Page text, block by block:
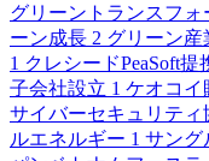
グリーントランスフォ
ーン成長 2 グリーン産
1 クレシードPeaSoft提
子会社設立 1 ケオコイ
サイバーセキュリティ
ルエネルギー 1 サング